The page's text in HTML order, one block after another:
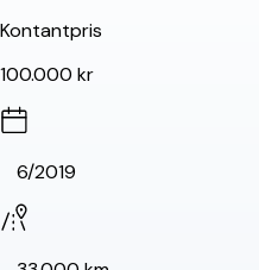
Kontantpris
100.000 kr
6/2019